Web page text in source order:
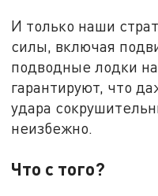
И только наши
силы, включая
подводные лодки
гарантируют, что
удара
неизбежно.
Что с того?